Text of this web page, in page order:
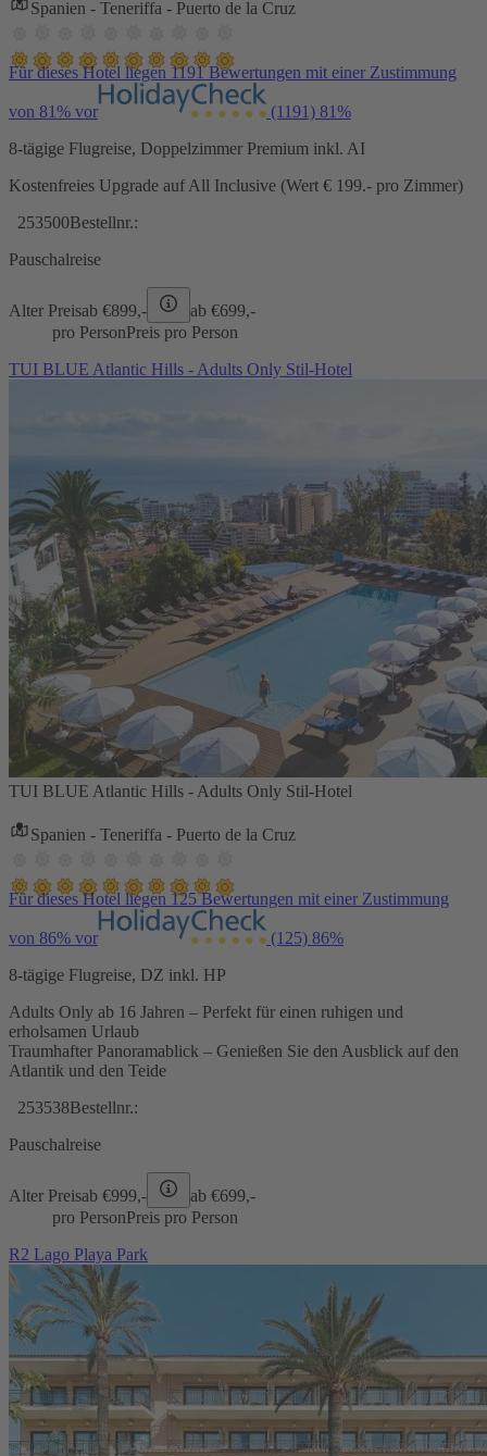
Spanien - Teneriffa - Puerto de la Cruz
Für dieses Hotel liegen 1191 Bewertungen mit einer Zustimmung
von 81% vor (1191) 81%
8-tägige Flugreise, Doppelzimmer Premium inkl. AI
Kostenfreies Upgrade auf All Inclusive (Wert € 199.- pro Zimmer)
253500Bestellnr.:
Pauschalreise
Alter Preisab €899,- ab €699,-
pro PersonPreis pro Person
TUI BLUE Atlantic Hills - Adults Only Stil-Hotel
TUI BLUE Atlantic Hills - Adults Only Stil-Hotel
Spanien - Teneriffa - Puerto de la Cruz
Für dieses Hotel liegen 125 Bewertungen mit einer Zustimmung
von 86% vor (125) 86%
8-tägige Flugreise, DZ inkl. HP
Adults Only ab 16 Jahren – Perfekt für einen ruhigen und
erholsamen Urlaub
Traumhafter Panoramablick – Genießen Sie den Ausblick auf den
Atlantik und den Teide
253538Bestellnr.:
Pauschalreise
Alter Preisab €999,- ab €699,-
pro PersonPreis pro Person
R2 Lago Playa Park